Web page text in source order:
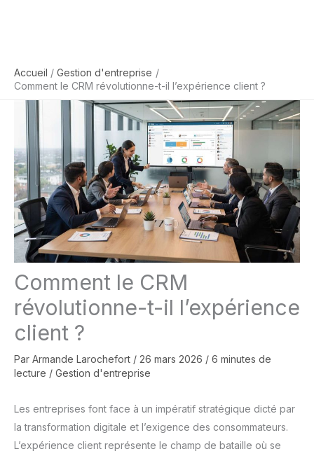
Accueil
Gestion d'entreprise
Comment le CRM révolutionne-t-il l’expérience client ?
Comment le CRM
révolutionne-t-il l’expérience
client ?
Par Armande Larochefort / 26 mars 2026 / 6 minutes de
lecture / Gestion d'entreprise
Les entreprises font face à un impératif stratégique dicté par
la transformation digitale et l’exigence des consommateurs.
L’expérience client représente le champ de bataille où se